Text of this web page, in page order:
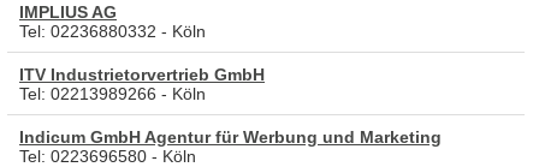
IMPLIUS AG
Tel: 02236880332 - Köln
ITV Industrietorvertrieb GmbH
Tel: 02213989266 - Köln
Indicum GmbH Agentur für Werbung und Marketing
Tel: 0223696580 - Köln